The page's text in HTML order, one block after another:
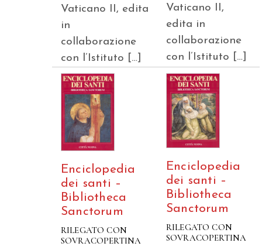
Vaticano II, edita
in
collaborazione
con l’Istituto […]
Vaticano II,
edita in
collaborazione
con l’Istituto […]
Enciclopedia
dei santi –
Bibliotheca
Sanctorum
RILEGATO CON
SOVRACOPERTINA
Enciclopedia
dei santi –
Bibliotheca
Sanctorum
RILEGATO CON
SOVRACOPERTINA